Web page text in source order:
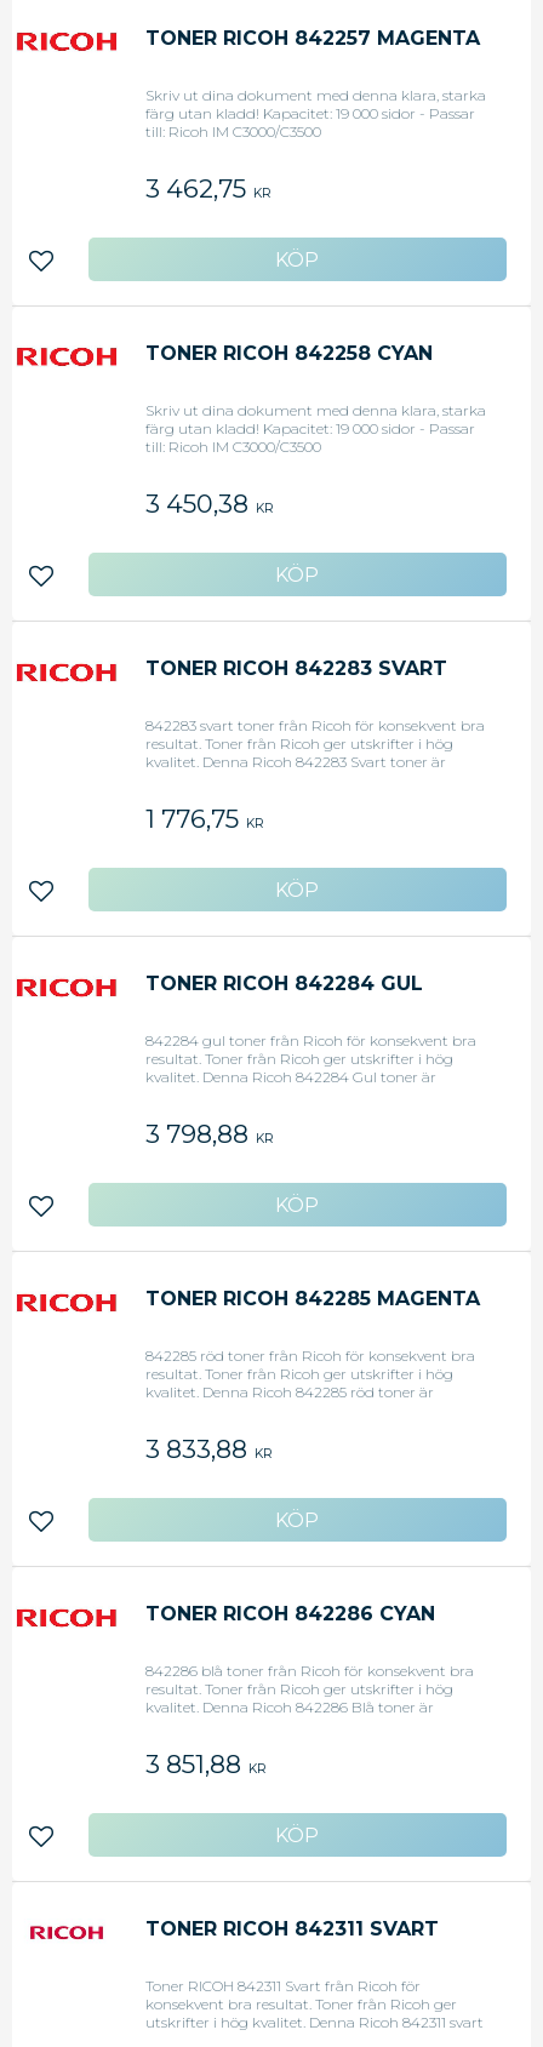
TONER RICOH 842257 MAGENTA
Skriv ut dina dokument med denna klara, starka
färg utan kladd! Kapacitet: 19 000 sidor - Passar
till: Ricoh IM C3000/C3500
3 462,75 KR
Lägg till i favoriter
TONER RICOH 842258 CYAN
Skriv ut dina dokument med denna klara, starka
färg utan kladd! Kapacitet: 19 000 sidor - Passar
till: Ricoh IM C3000/C3500
3 450,38 KR
Lägg till i favoriter
TONER RICOH 842283 SVART
842283 svart toner från Ricoh för konsekvent bra
resultat. Toner från Ricoh ger utskrifter i hög
kvalitet. Denna Ricoh 842283 Svart toner är
Tonerkassetten en kapacitet på upp till 33 000
sidor och passar till flera olika Ricoh-skrivare. Skriv
utskrifter. Ricoh originaltoner ger bra resultat och
är lätta att underhålla byta och återvinna. -
Kapacitet: 33 000 sidor - Passar till: Ricoh C6000 /
1 776,75 KR
Lägg till i favoriter
TONER RICOH 842284 GUL
842284 gul toner från Ricoh för konsekvent bra
resultat. Toner från Ricoh ger utskrifter i hög
kvalitet. Denna Ricoh 842284 Gul toner är
Tonerkassetten en kapacitet på upp till 22 500
sidor och passar till flera olika Ricoh-skrivare. Skriv
utskrifter. Ricoh originaltoner ger bra resultat och
är lätta att underhålla byta och återvinna. -
Kapacitet: 22 500 sidor - Passar till: Ricoh C6000 /
3 798,88 KR
Lägg till i favoriter
TONER RICOH 842285 MAGENTA
842285 röd toner från Ricoh för konsekvent bra
resultat. Toner från Ricoh ger utskrifter i hög
kvalitet. Denna Ricoh 842285 röd toner är
Tonerkassetten en kapacitet på upp till 22 500
sidor och passar till flera olika Ricoh-skrivare. Skriv
utskrifter. Ricoh originaltoner ger bra resultat och
är lätta att underhålla byta och återvinna. -
Kapacitet: 22 500 sidor - Passar till: Ricoh C6000 /
3 833,88 KR
Lägg till i favoriter
TONER RICOH 842286 CYAN
842286 blå toner från Ricoh för konsekvent bra
resultat. Toner från Ricoh ger utskrifter i hög
kvalitet. Denna Ricoh 842286 Blå toner är
Tonerkassetten en kapacitet på upp till 22 500
sidor och passar till flera olika Ricoh-skrivare. Skriv
utskrifter. Ricoh originaltoner ger bra resultat och
är lätta att underhålla byta och återvinna. -
Kapacitet: 22 500 sidor - Passar till: Ricoh C6000 /
3 851,88 KR
Lägg till i favoriter
TONER RICOH 842311 SVART
Toner RICOH 842311 Svart från Ricoh för
konsekvent bra resultat. Toner från Ricoh ger
utskrifter i hög kvalitet. Denna Ricoh 842311 svart